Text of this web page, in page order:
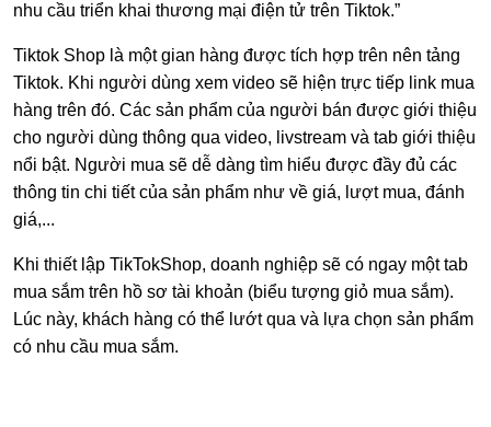
nhu cầu triển khai thương mại điện tử trên Tiktok.”
Tiktok Shop là một gian hàng được tích hợp trên nên tảng
Tiktok. Khi người dùng xem video sẽ hiện trực tiếp link mua
hàng trên đó. Các sản phẩm của người bán được giới thiệu
cho người dùng thông qua video, livstream và tab giới thiệu
nổi bật. Người mua sẽ dễ dàng tìm hiểu được đầy đủ các
thông tin chi tiết của sản phẩm như về giá, lượt mua, đánh
giá,...
Khi thiết lập TikTokShop, doanh nghiệp sẽ có ngay một tab
mua sắm trên hồ sơ tài khoản (biểu tượng giỏ mua sắm).
Lúc này, khách hàng có thể lướt qua và lựa chọn sản phẩm
có nhu cầu mua sắm.